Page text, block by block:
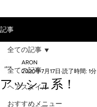
記事
全ての記事
ヘアスタイル
おすすめメニュー
全ての記事
アッシュ系！
ARON
2020年7月17日 読了時間: 1分